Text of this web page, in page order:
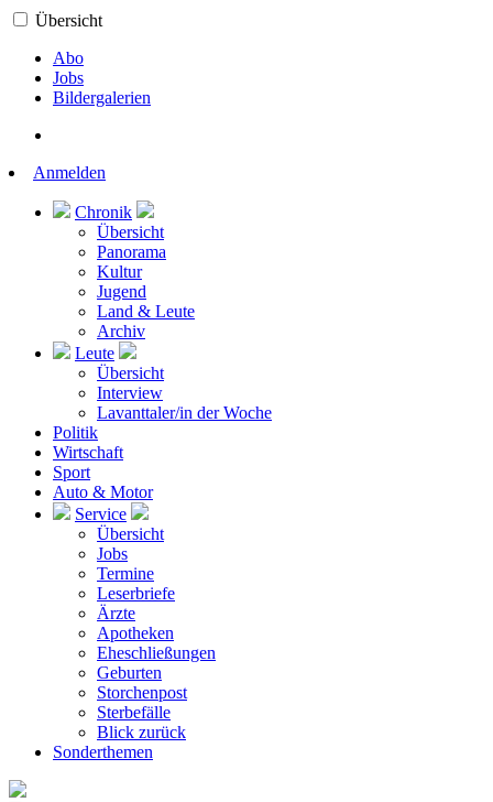
Übersicht
Abo
Jobs
Bildergalerien
Anmelden
Chronik
Übersicht
Panorama
Kultur
Jugend
Land & Leute
Archiv
Leute
Übersicht
Interview
Lavanttaler/in der Woche
Politik
Wirtschaft
Sport
Auto & Motor
Service
Übersicht
Jobs
Termine
Leserbriefe
Ärzte
Apotheken
Eheschließungen
Geburten
Storchenpost
Sterbefälle
Blick zurück
Sonderthemen